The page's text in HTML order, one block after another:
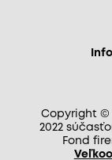
Copyright ©
2022
Fond